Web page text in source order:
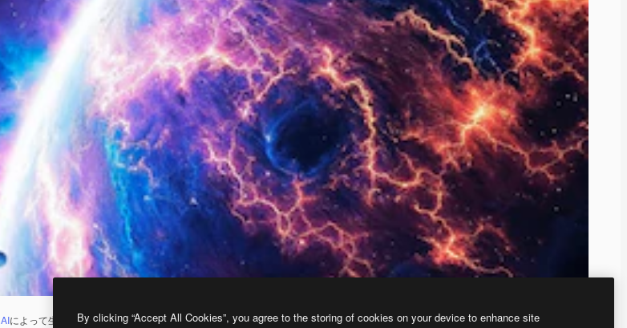
AIによって生成されたものです。 AI画像生成ツールを使うと、あなた独自の画像を作成できます。
By clicking “Accept All Cookies”, you agree to the storing of cookies on your device to enhance site